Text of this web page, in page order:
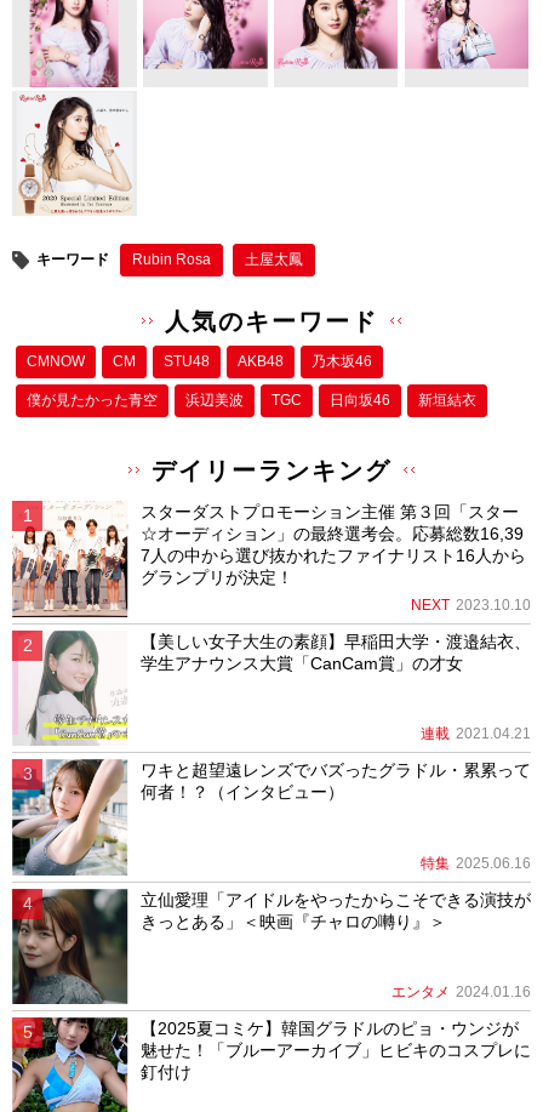
b
o
o
k
st
キーワード Rubin Rosa 土屋太鳳
人気のキーワード
CMNOW CM STU48 AKB48 乃木坂46
僕が⾒たかった⻘空 浜辺美波 TGC 日向坂46 新垣結衣
デイリーランキング
スターダストプロモーション主催 第３回「スター
☆オーディション」の最終選考会。応募総数16,39
7人の中から選び抜かれたファイナリスト16人から
グランプリが決定！
NEXT 2023.10.10
【美しい女子大生の素顔】早稲田大学・渡邉結衣、
学生アナウンス大賞「CanCam賞」の才女
連載 2021.04.21
ワキと超望遠レンズでバズったグラドル・累累って
何者！？（インタビュー）
特集 2025.06.16
立仙愛理「アイドルをやったからこそできる演技が
きっとある」＜映画『チャロの囀り』＞
エンタメ 2024.01.16
【2025夏コミケ】韓国グラドルのピョ・ウンジが
魅せた！「ブルーアーカイブ」ヒビキのコスプレに
釘付け